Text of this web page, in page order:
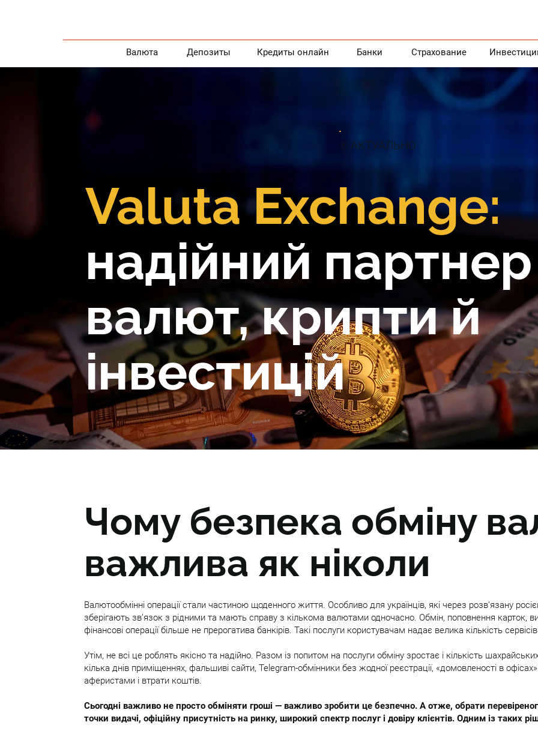
Валюта Депозиты Кредиты онлайн Банки Страхование
℗ АКТУАЛЬНО
Valuta Exchange:
надійний партнер
валют, крипти й
інвестицій
Чому безпека обміну
важлива як ніколи
Валютообмінні операції стали частиною щоденного життя. Особливо для українців, які через розв’язану
зберігають зв’язок з рідними та мають справу з кількома валютами одночасно. Обмін, поповнення карток,
фінансові операції більше не прерогатива банкірів. Такі послуги користувачам надає велика кількість
Утім, не всі це роблять якісно та надійно. Разом із попитом на послуги обміну зростає і кількість
кілька днів приміщеннях, фальшиві сайти, Telegram-обмінники без жодної реєстрації, «домовленості в
аферистами і втрати коштів.
Сьогодні важливо не просто обміняти гроші — важливо зробити це безпечно. А отже, обрати
точки видачі, офіційну присутність на ринку, широкий спектр послуг і довіру клієнтів. Одним із таких